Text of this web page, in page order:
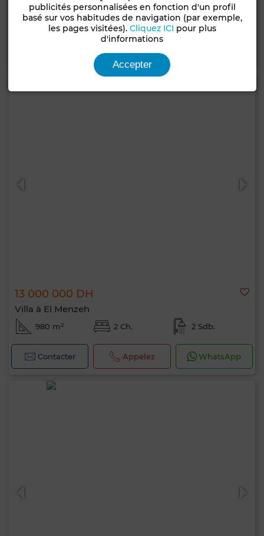
574 m² 4 Ch. 4 Sdb.
13 000 000 DH
Villa à El Menzeh
980 m² 2 Ch. 2 Sdb.
Contacter Appelez WhatsApp
publicités personnalisées en fonction d'un profil
basé sur vos habitudes de navigation (par exemple,
les pages visitées). Cliquez ICI pour plus
d'informations
Accepter